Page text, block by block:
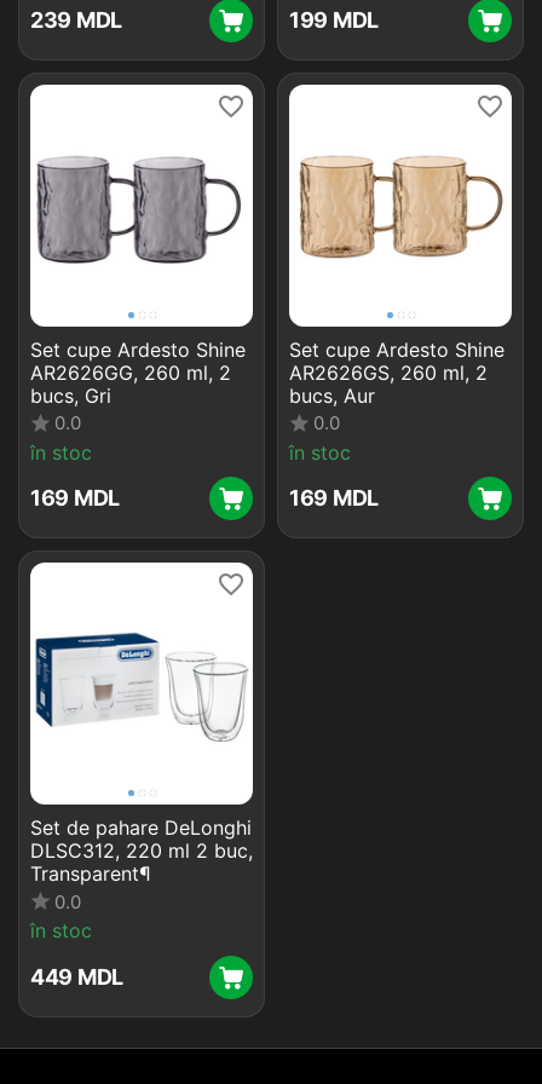
‍239‍ MDL ‍199‍ MDL
Set cupe Ardesto Shine
AR2626GG, 260 ml, 2
bucs, Gri
0.0
în stoc
‍169‍ MDL
Set cupe Ardesto Shine
AR2626GS, 260 ml, 2
bucs, Aur
0.0
în stoc
‍169‍ MDL
Set de pahare DeLonghi
DLSC312, 220 ml 2 buc,
Transparent¶
0.0
în stoc
‍449‍ MDL